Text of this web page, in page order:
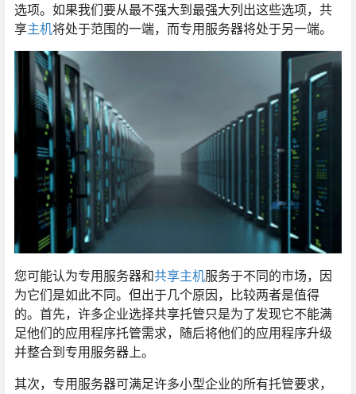
选项。如果我们要从最不强大到最强大列出这些选项，共
享主机将处于范围的一端，而专用服务器将处于另一端。
您可能认为专用服务器和共享主机服务于不同的市场，因
为它们是如此不同。但出于几个原因，比较两者是值得
的。首先，许多企业选择共享托管只是为了发现它不能满
足他们的应用程序托管需求，随后将他们的应用程序升级
并整合到专用服务器上。
其次，专用服务器可满足许多小型企业的所有托管要求，